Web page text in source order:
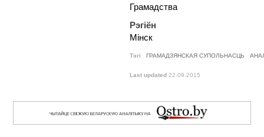
Грамадства
Рэгіён
Мінск
Тэгі ГРАМАДЗЯНСКАЯ СУПОЛЬНАСЦЬ
Last updated 22.09.2015